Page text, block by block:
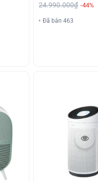
24.990.000₫ -44%
Đã bán 463